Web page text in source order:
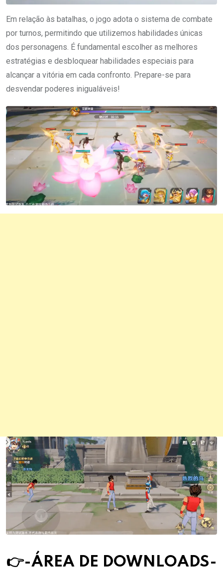
Em relação às batalhas, o jogo adota o sistema de combate
por turnos, permitindo que utilizemos habilidades únicas
dos personagens. É fundamental escolher as melhores
estratégias e desbloquear habilidades especiais para
alcançar a vitória em cada confronto. Prepare-se para
desvendar poderes inigualáveis!
👉-ÁREA DE DOWNLOADS-